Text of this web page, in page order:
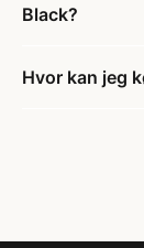
Black?
Hvor kan jeg